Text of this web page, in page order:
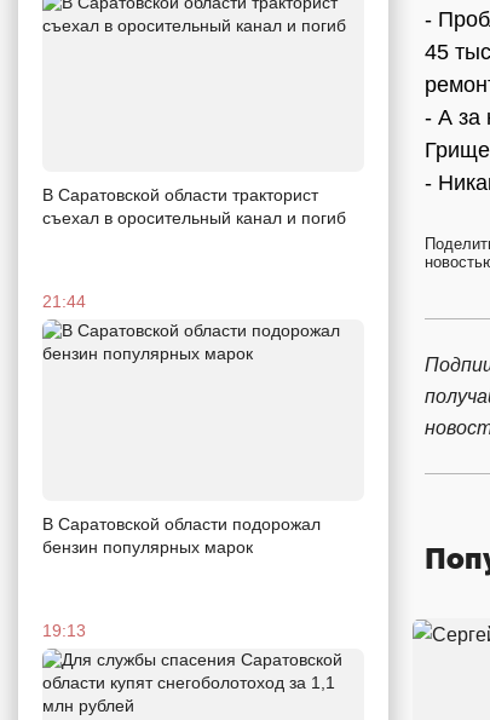
В Саратовской области тракторист
съехал в оросительный канал и погиб
21:44
В Саратовской области подорожал
бензин популярных марок
19:13
-
45
- А за
-